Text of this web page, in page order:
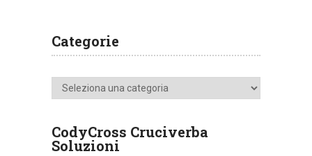
Categorie
Categorie
CodyCross Cruciverba
Soluzioni